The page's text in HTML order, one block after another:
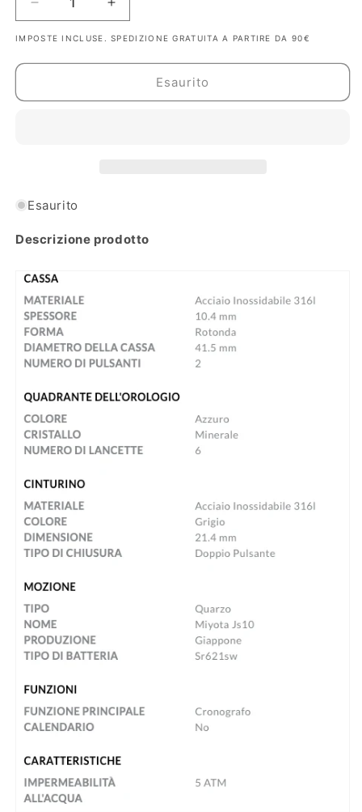
Diminuisci
quantità
per
Orologio
Aumenta
quantità
per
Orologio
Festina
IMPOSTE INCLUSE. SPEDIZIONE GRATUITA A PARTIRE DA 90€
Esaurito
Esaurito
Descrizione prodotto